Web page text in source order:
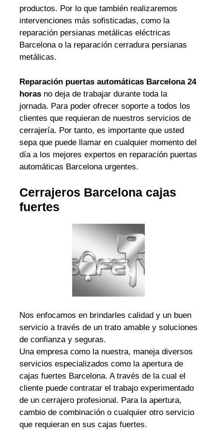
productos. Por lo que también realizaremos
intervenciones más sofisticadas, como la
reparación persianas metálicas eléctricas
Barcelona o la reparación cerradura persianas
metálicas.
Reparación puertas automáticas Barcelona 24
horas no deja de trabajar durante toda la
jornada. Para poder ofrecer soporte a todos los
clientes que requieran de nuestros servicios de
cerrajería. Por tanto, es importante que usted
sepa que puede llamar en cualquier momento del
día a los mejores expertos en reparación puertas
automáticas Barcelona urgentes.
Cerrajeros Barcelona cajas
fuertes
Nos enfocamos en brindarles calidad y un buen
servicio a través de un trato amable y soluciones
de confianza y seguras.
Una empresa como la nuestra, maneja diversos
servicios especializados como la apertura de
cajas fuertes Barcelona. A través de la cual el
cliente puede contratar el trabajo experimentado
de un cerrajero profesional. Para la apertura,
cambio de combinación o cualquier otro servicio
que requieran en sus cajas fuertes.